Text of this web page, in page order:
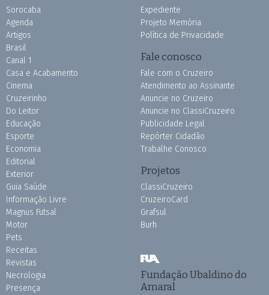
Sorocaba
Agenda
Artigos
Brasil
Canal 1
Casa e Acabamento
Cinema
Cruzeirinho
Do Leitor
Educação
Esporte
Economia
Editorial
Exterior
Guia Saúde
Informação Livre
Magnus Futsal
Motor
Pets
Receitas
Revistas
Necrologia
Presença
Expediente
Projeto Memória
Política de Privacidade
Fale conosco
Fale com o Cruzeiro
Atendimento ao Assinante
Anuncie no Cruzeiro
Anuncie no ClassiCruzeiro
Publicidade Legal
Repórter Cidadão
Trabalhe Conosco
Projetos
ClassiCruzeiro
CruzeiroCard
Grafsul
Burh
Fundação Ubaldino do
Amaral